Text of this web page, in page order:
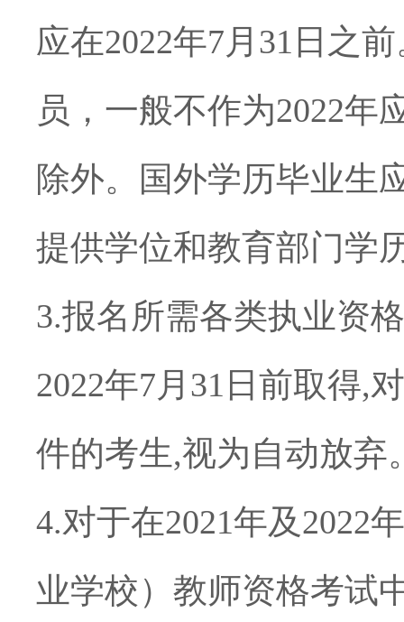
应在2022年7月 31 日之
员，一般不作为2022年
除外。国外学历毕业生
提供学位和教育部门学
3.报名所需各类执业资
2022年7月 31 日前取得,
件的考生,视为自动放弃
4.对于在2021年及2022
业学校）教师资格考试